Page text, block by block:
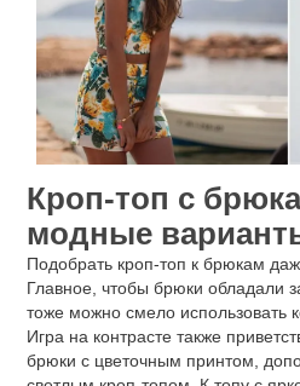
Кроп-топ с
модные
Подобрать кроп-топ к брюкам
Главное, чтобы брюки обладали
тоже можно смело использовать
Игра на контрасте также
брюки с цветочным принтом,